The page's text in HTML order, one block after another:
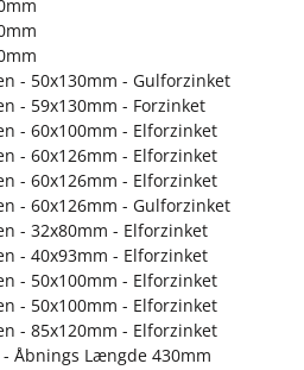
- 50x130mm - Gulforzinket
- 59x130mm - Forzinket
- 60x100mm - Elforzinket
- 60x126mm - Elforzinket
- 60x126mm - Elforzinket
- 60x126mm - Gulforzinket
- 32x80mm - Elforzinket
- 40x93mm - Elforzinket
- 50x100mm - Elforzinket
- 50x100mm - Elforzinket
- 85x120mm - Elforzinket
Åbnings Længde 430mm